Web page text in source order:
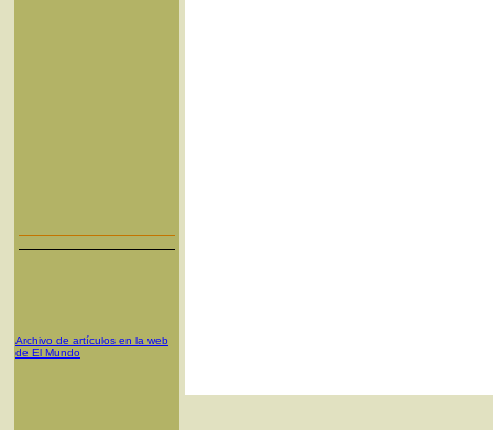
Archivo de artículos en la web
de El Mundo